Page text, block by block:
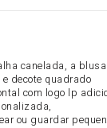
canelada, a
decote quadrado
com logo lp
ou guardar